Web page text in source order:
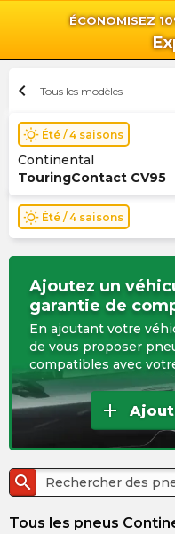
ÉCONOMISEZ
chevron_left Tous les modèles
wb_sunny Été / 4 saisons
Continental
TouringContact CV95
wb_sunny Été / 4 saisons
Ajoutez un
garantie de
En ajoutant votre
de vous proposer
compatibles avec
add
search
Tous les pneus